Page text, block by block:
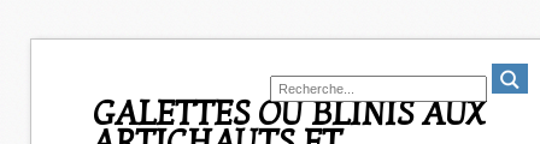
GALETTES OU BLINIS AUX